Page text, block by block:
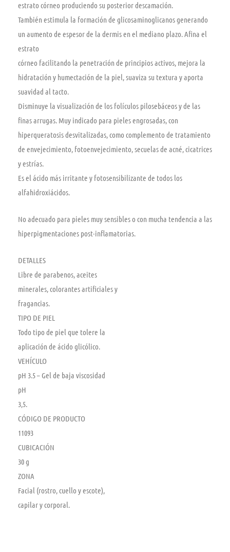
estrato córneo produciendo su posterior descamación.
También estimula la formación de glicosaminoglicanos generando
un aumento de espesor de la dermis en el mediano plazo. Afina el
estrato
córneo facilitando la penetración de principios activos, mejora la
hidratación y humectación de la piel, suaviza su textura y aporta
suavidad al tacto.
Disminuye la visualización de los folículos pilosebáceos y de las
finas arrugas. Muy indicado para pieles engrosadas, con
hiperqueratosis desvitalizadas, como complemento de tratamiento
de envejecimiento, fotoenvejecimiento, secuelas de acné, cicatrices
y estrías.
Es el ácido más irritante y fotosensibilizante de todos los
alfahidroxiácidos.
No adecuado para pieles muy sensibles o con mucha tendencia a las
hiperpigmentaciones post-inflamatorias.
DETALLES
Libre de parabenos, aceites
minerales, colorantes artificiales y
fragancias.
TIPO DE PIEL
Todo tipo de piel que tolere la
aplicación de ácido glicólico.
VEHÍCULO
pH 3.5 – Gel de baja viscosidad
pH
3,5.
CÓDIGO DE PRODUCTO
11093
CUBICACIÓN
30 g
ZONA
Facial (rostro, cuello y escote),
capilar y corporal.